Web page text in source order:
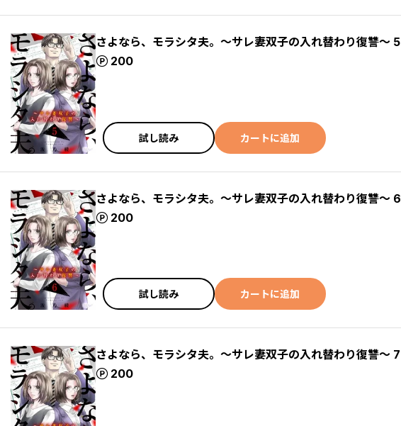
さよなら、モラシタ夫。～サレ妻双子の入れ替わり復讐～ 5
200
ポイント
試し読み カートに追加
さよなら、モラシタ夫。～サレ妻双子の入れ替わり復讐～ 6
200
ポイント
試し読み カートに追加
さよなら、モラシタ夫。～サレ妻双子の入れ替わり復讐～ 7
200
ポイント